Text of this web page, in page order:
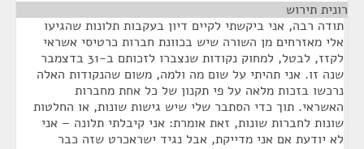
רונית תירוש
תודה רבה, אני ביקשתי לקיים דיון בעקבות תלונות שהגיעו
אלי מאזרחים מן השורה שיש בכוונת חברות כרטיסי אשראי
לקזז, לבטל, למחוק נקודות שנצברו לזכותם ב-31 בדצמבר
שנה זו. אני תהיתי על שום מה ולמה, משום שהנקודות האלה
נרכשו בזכות מלאה על פי תקנון של כל אחת מחברות
האשראי. תוך כדי הסתבר שלי שיש גישות שונות, או החלטות
שונות לחברות שונות, זאת אומרת: אני קיבלתי תלונה – אני
לא יודעת אם אני מדייקת, אבל נגיד ישראכרט שזה כבר